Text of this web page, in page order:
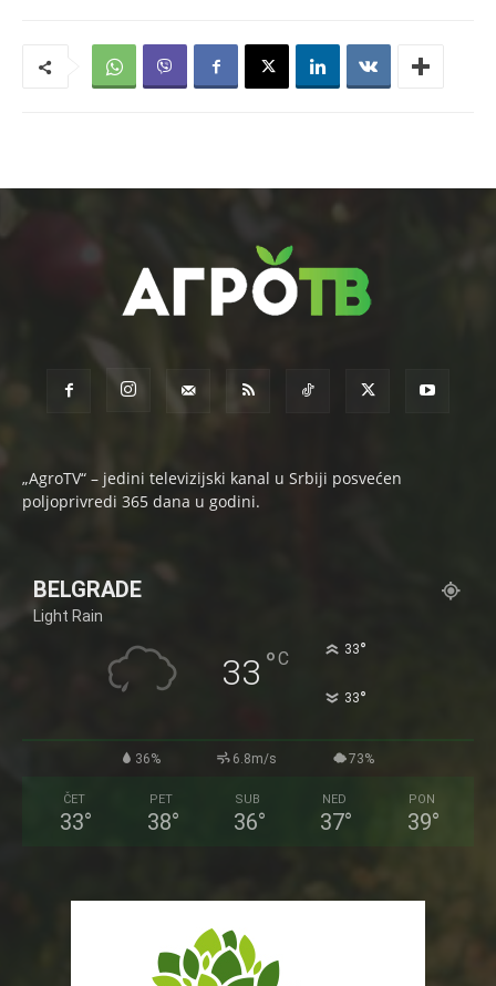
„AgroTV“ – jedini televizijski kanal u Srbiji posvećen
poljoprivredi 365 dana u godini.
BELGRADE
Light Rain
33 °C 33°
33°
36% 6.8m/s 73%
ČET
33°
PET
38°
SUB
36°
NED
37°
PON
39°